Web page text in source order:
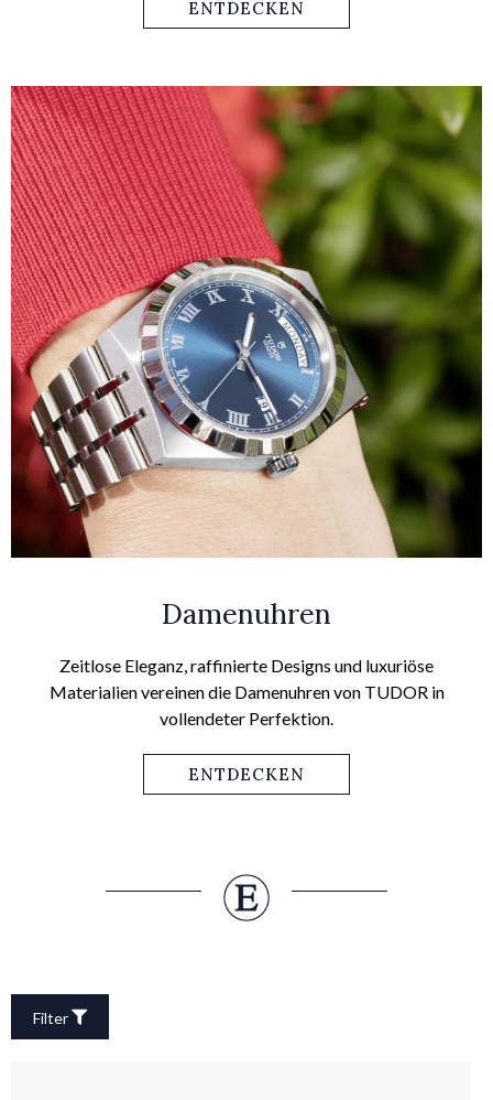
ENTDECKEN
Damenuhren
Zeitlose Eleganz, raffinierte Designs und luxuriöse
Materialien vereinen die Damenuhren von TUDOR in
vollendeter Perfektion.
ENTDECKEN
Filter